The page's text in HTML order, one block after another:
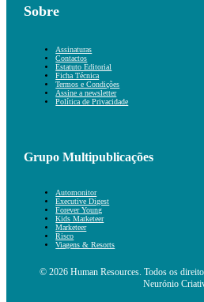
Sobre
Assinaturas
Contactos
Estatuto Editorial
Ficha Técnica
Termos e Condições
Assine a newsletter
Política de Privacidade
Grupo Multipublicações
Automonitor
Executive Digest
Forever Young
Kids Marketeer
Marketeer
Risco
Viagens & Resorts
© 2026 Human Resources. Todos os
Neurónio